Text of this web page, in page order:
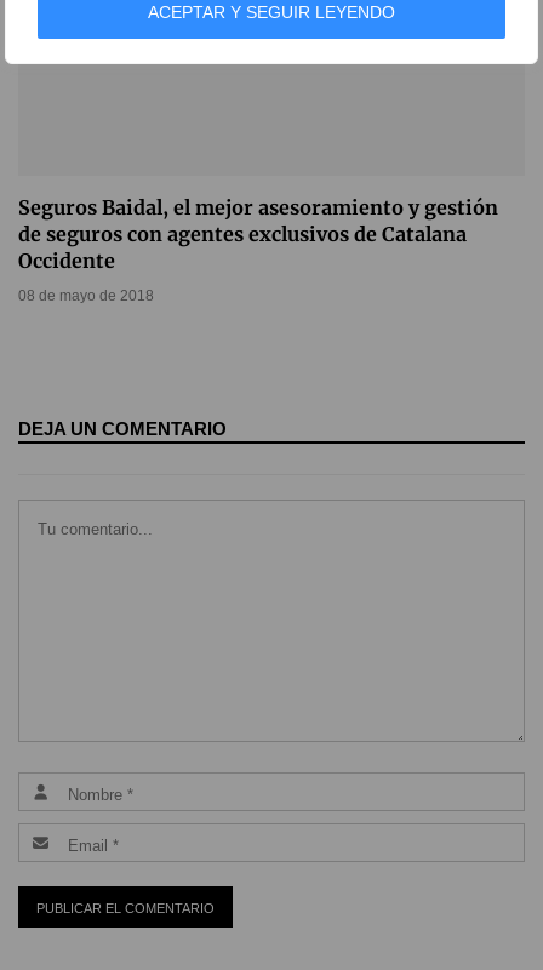
ACEPTAR Y SEGUIR LEYENDO
Seguros Baidal, el mejor asesoramiento y gestión
de seguros con agentes exclusivos de Catalana
Occidente
08 de mayo de 2018
DEJA UN COMENTARIO